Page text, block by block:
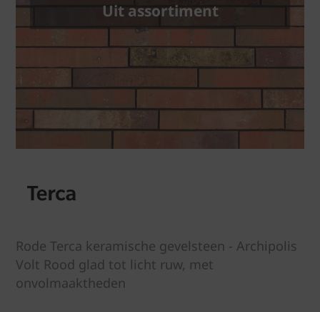
Uit assortiment
Rode Terca keramische gevelsteen - Archipolis
Volt Rood glad tot licht ruw, met
onvolmaaktheden